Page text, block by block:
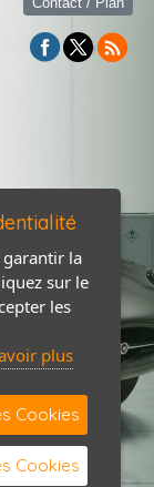
garantir la
sur le
les
plus
Cookies
Cookies